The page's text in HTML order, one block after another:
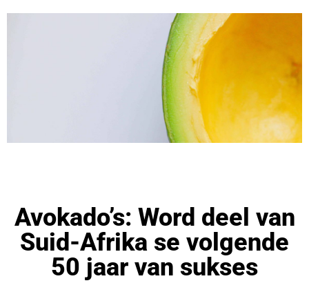
Avokado’s: Word deel van
Suid-Afrika se volgende
50 jaar van sukses